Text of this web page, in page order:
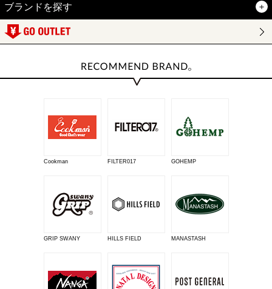
ブランドを探す
Cookman FILTER017 GOHEMP
GRIP SWANY HILLS FIELD MANASTASH